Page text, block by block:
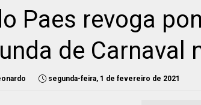
Paes revoga
de Carnaval
segunda-feira, 1 de fevereiro de 2021